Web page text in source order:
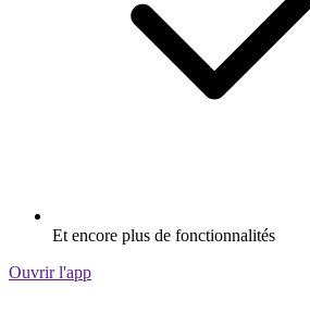
Et encore plus de fonctionnalités
Ouvrir l'app